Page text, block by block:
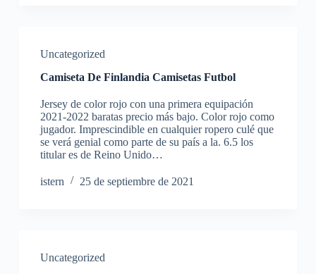
Uncategorized
Camiseta De Finlandia Camisetas Futbol
Jersey de color rojo con una primera equipación
2021-2022 baratas precio más bajo. Color rojo como
jugador. Imprescindible en cualquier ropero culé que
se verá genial como parte de su país a la. 6.5 los
titular es de Reino Unido…
istern 25 de septiembre de 2021
Uncategorized